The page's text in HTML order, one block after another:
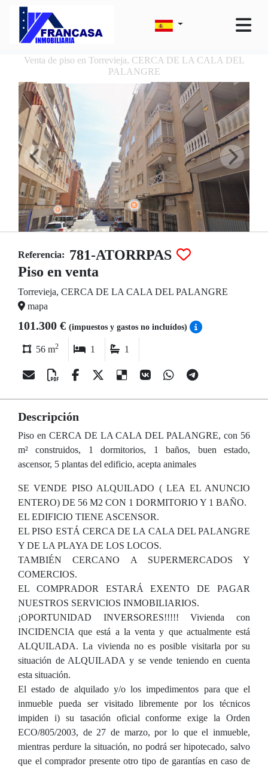
Venta de piso en Torrevieja, CERCA DE LA CALA DEL
PALANGRE
Referencia: 781-ATORRPAS
Piso en venta
Torrevieja, CERCA DE LA CALA DEL PALANGRE
mapa
101.300 € (impuestos y gastos no incluídos)
56 m2 1 1
Descripción
Piso en CERCA DE LA CALA DEL PALANGRE, con 56
m² construidos, 1 dormitorios, 1 baños, buen estado,
ascensor, 5 plantas del edificio, acepta animales
SE VENDE PISO ALQUILADO ( LEA EL ANUNCIO
ENTERO) DE 56 M2 CON 1 DORMITORIO Y 1 BAÑO.
EL EDIFICIO TIENE ASCENSOR.
EL PISO ESTÁ CERCA DE LA CALA DEL PALANGRE
Y DE LA PLAYA DE LOS LOCOS.
TAMBIÉN CERCANO A SUPERMERCADOS Y
COMERCIOS.
EL COMPRADOR ESTARÁ EXENTO DE PAGAR
NUESTROS SERVICIOS INMOBILIARIOS.
¡OPORTUNIDAD INVERSORES!!!!! Vivienda con
INCIDENCIA que está a la venta y que actualmente está
ALQUILADA. La vivienda no es posible visitarla por su
situación de ALQUILADA y se vende teniendo en cuenta
esta situación.
El estado de alquilado y/o los impedimentos para que el
inmueble pueda ser visitado libremente por los técnicos
impiden i) su tasación oficial conforme exige la Orden
ECO/805/2003, de 27 de marzo, por lo que el inmueble,
mientras perdure la situación, no podrá ser hipotecado, salvo
que el comprador presente otro tipo de garantías en caso de